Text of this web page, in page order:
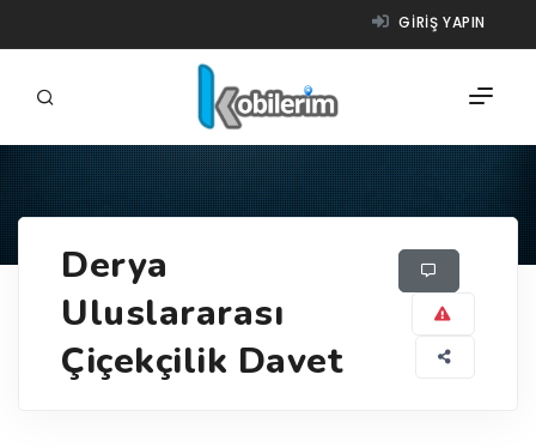
GIRIŞ YAPIN
ÜRÜNLER
YARDIM
Derya
Uluslararası
Çiçekçilik Davet